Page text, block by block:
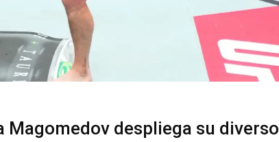
Magomedov despliega su diverso